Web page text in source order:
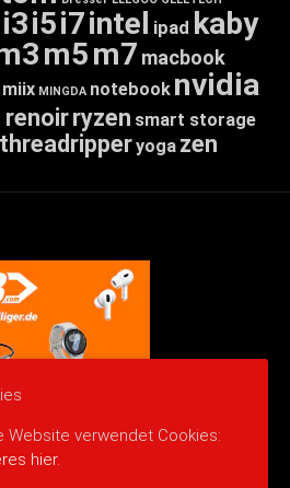
i3i5i7intel ipad kaby
m5m7 macbook
miix MINGDA notebook nvidia
renoirryzen smart storage
threadripperyoga zen
Website verwendet Cookies:
hier.